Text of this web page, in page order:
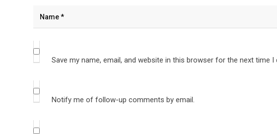
Save my name, email, and website in this browser for the next time I
Notify me of follow-up comments by email.